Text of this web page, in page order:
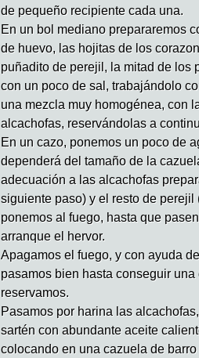
de pequeño recipiente cada una.
En un bol mediano prepararemos
de huevo, las hojitas de los
puñadito de perejil, la mitad de los
con un poco de sal, trabajándolo
una mezcla muy homogénea, con
alcachofas, reservándolas a
En un cazo, ponemos un poco de
dependerá del tamaño de la
adecuación a las alcachofas
siguiente paso) y el resto de
ponemos al fuego, hasta que
arranque el hervor.
Apagamos el fuego, y con ayuda
pasamos bien hasta conseguir
reservamos.
Pasamos por harina las
sartén con abundante aceite
colocando en una cazuela de